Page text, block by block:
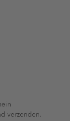
verzenden.